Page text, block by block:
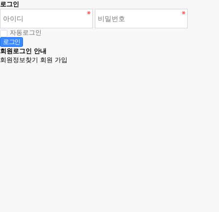
로그인
자동로그인
로그인
회원로그인 안내
회원정보찾기 회원 가입